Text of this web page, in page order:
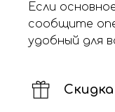
Если
сообщите
удобный для
Скидка